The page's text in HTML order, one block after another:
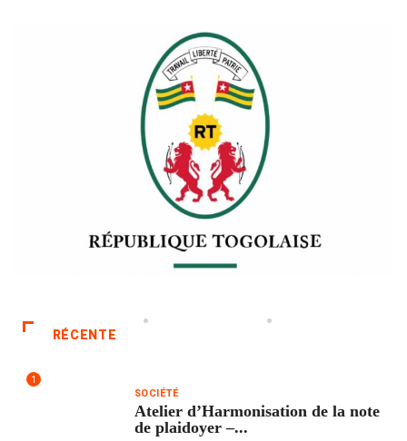
RÉCENTE
1
SOCIÉTÉ
Atelier d’Harmonisation de la note
de plaidoyer –...